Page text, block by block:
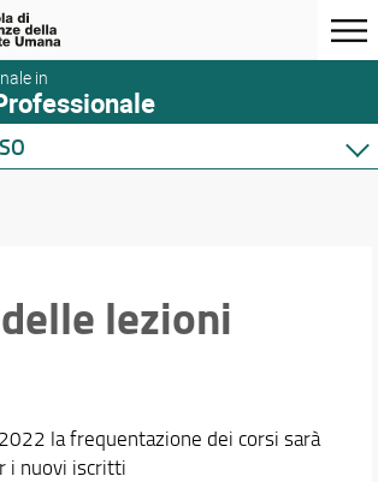
in
lezioni
la frequentazione dei corsi sarà
i nuovi iscritti